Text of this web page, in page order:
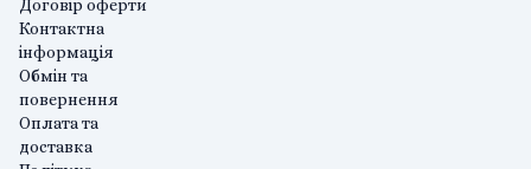
Договір оферти
Контактна
інформація
Обмін та
повернення
Оплата та
доставка